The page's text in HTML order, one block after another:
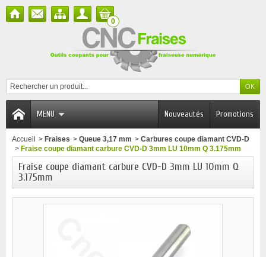
0
MENU Promotions
Nouveautés
Accueil > Fraises > Queue 3,17 mm > Carbures coupe diamant CVD-D
> Fraise coupe diamant carbure CVD-D 3mm LU 10mm Q 3.175mm
Fraise coupe diamant carbure CVD-D 3mm LU 10mm Q
3.175mm